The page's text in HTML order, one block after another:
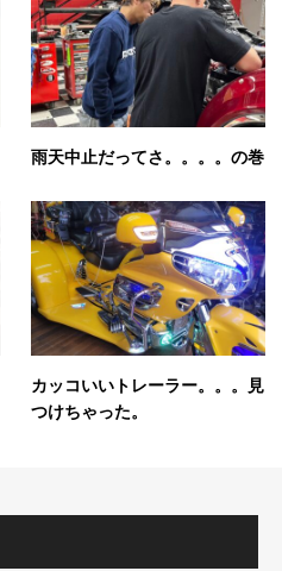
雨天中止だってさ。。。。の巻
カッコいいトレーラー。。。見
つけちゃった。